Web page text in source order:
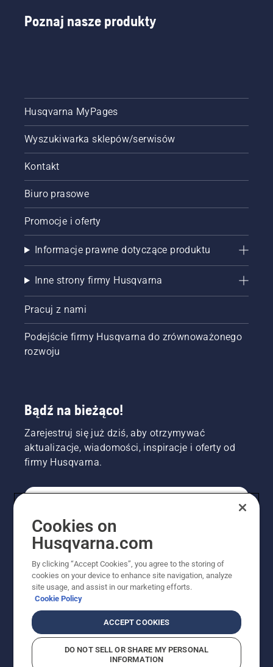
Poznaj nasze produkty
Husqvarna MyPages
Wyszukiwarka sklepów/serwisów
Kontakt
Biuro prasowe
Promocje i oferty
Informacje prawne dotyczące produktu
Inne strony firmy Husqvarna
Pracuj z nami
Podejście firmy Husqvarna do zrównoważonego
rozwoju
Bądź na bieżąco!
Zarejestruj się już dziś, aby otrzymywać
aktualizacje, wiadomości, inspiracje i oferty od
firmy Husqvarna.
PROFESJONALISTA
Cookies on
Husqvarna.com
By clicking “Accept Cookies”, you agree to the storing of
cookies on your device to enhance site navigation, analyze
site usage, and assist in our marketing efforts.
Cookie Policy
ACCEPT COOKIES
DO NOT SELL OR SHARE MY PERSONAL
INFORMATION